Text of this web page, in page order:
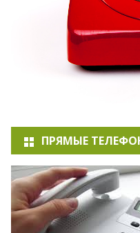
ПРЯМЫЕ